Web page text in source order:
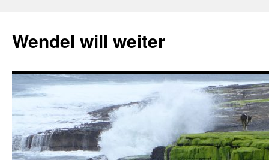
Wendel will weiter